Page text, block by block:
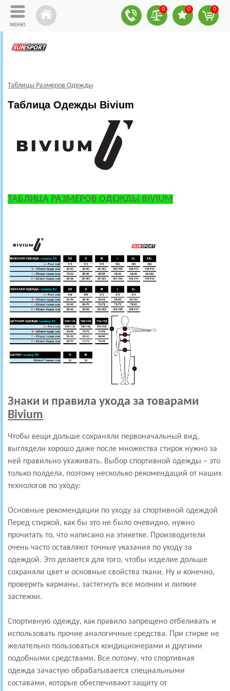
0 0 0
Таблицы Размеров Одежды
Таблица Одежды Bivium
ТАБЛИЦА РАЗМЕРОВ ОДЕЖДЫ BIVIUM
Знаки и правила ухода за товарами
Bivium
Чтобы вещи дольше сохраняли первоначальный вид,
выглядели хорошо даже после множества стирок нужно за
ней правильно ухаживать. Выбор спортивной одежды – это
только полдела, поэтому несколько рекомендаций от наших
технологов по уходу:
Основные рекомендации по уходу за спортивной одеждой
Перед стиркой, как бы это не было очевидно, нужно
прочитать то, что написано на этикетке. Производители
очень часто оставляют точные указания по уходу за
одеждой. Это делается для того, чтобы изделие дольше
сохраняли цвет и основные свойства ткани. Ну и конечно,
проверить карманы, застегнуть все молнии и липкие
застежки.
Спортивную одежду, как правило запрещено отбеливать и
использовать прочие аналогичные средства. При стирке не
желательно пользоваться кондиционерами и другими
подобными средствами. Все потому, что спортивная
одежда зачастую обрабатывается специальными
составами, которые обеспечивают защиту от